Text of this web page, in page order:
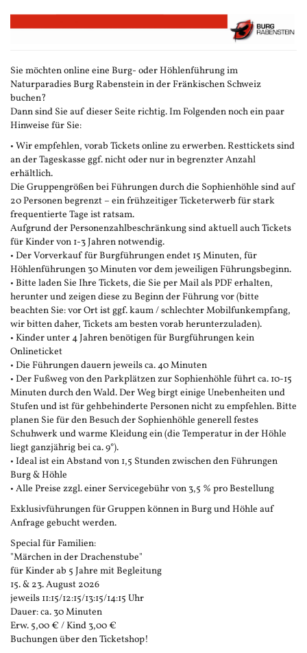
Zum
Haupt-
Sie möchten online eine Burg- oder Höhlenführung im
Naturparadies Burg Rabenstein in der Fränkischen Schweiz
buchen?
Dann sind Sie auf dieser Seite richtig. Im Folgenden noch ein paar
Hinweise für Sie:
• Wir empfehlen, vorab Tickets online zu erwerben. Resttickets sind
an der Tageskasse ggf. nicht oder nur in begrenzter Anzahl
erhältlich.
Die Gruppengrößen bei Führungen durch die Sophienhöhle sind auf
20 Personen begrenzt – ein frühzeitiger Ticketerwerb für stark
frequentierte Tage ist ratsam.
Aufgrund der Personenzahlbeschränkung sind aktuell auch Tickets
für Kinder von 1-3 Jahren notwendig.
• Der Vorverkauf für Burgführungen endet 15 Minuten, für
Höhlenführungen 30 Minuten vor dem jeweiligen Führungsbeginn.
• Bitte laden Sie Ihre Tickets, die Sie per Mail als PDF erhalten,
herunter und zeigen diese zu Beginn der Führung vor (bitte
beachten Sie: vor Ort ist ggf. kaum / schlechter Mobilfunkempfang,
wir bitten daher, Tickets am besten vorab herunterzuladen).
• Kinder unter 4 Jahren benötigen für Burgführungen kein
Onlineticket
• Die Führungen dauern jeweils ca. 40 Minuten
• Der Fußweg von den Parkplätzen zur Sophienhöhle führt ca. 10-15
Minuten durch den Wald. Der Weg birgt einige Unebenheiten und
Stufen und ist für gehbehinderte Personen nicht zu empfehlen. Bitte
planen Sie für den Besuch der Sophienhöhle generell festes
Schuhwerk und warme Kleidung ein (die Temperatur in der Höhle
liegt ganzjährig bei ca. 9°).
• Ideal ist ein Abstand von 1,5 Stunden zwischen den Führungen
Burg & Höhle
• Alle Preise zzgl. einer Servicegebühr von 3,5 % pro Bestellung
Exklusivführungen für Gruppen können in Burg und Höhle auf
Anfrage gebucht werden.
Special für Familien:
"Märchen in der Drachenstube"
für Kinder ab 5 Jahre mit Begleitung
15. & 23. August 2026
jeweils 11:15/12:15/13:15/14:15 Uhr
Dauer: ca. 30 Minuten
Erw. 5,00 € / Kind 3,00 €
Buchungen über den Ticketshop!